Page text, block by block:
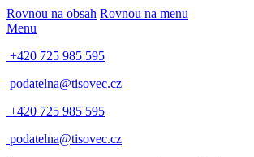
Rovnou na obsah Rovnou na menu
Menu
+420 725 985 595
podatelna@tisovec.cz
+420 725 985 595
podatelna@tisovec.cz